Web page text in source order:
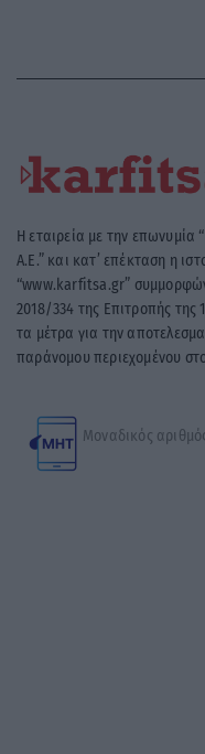
Η εταιρεία με την επωνυμία
A.E.” και κατ’ επέκταση η
“www.karfitsa.gr”
2018/334 της Επιτροπής της
τα μέτρα για την
παράνομου περιεχομένου
Μοναδικός